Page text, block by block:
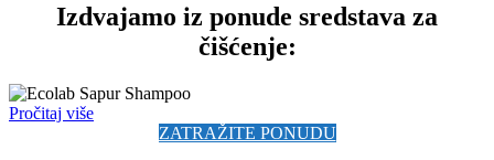
Izdvajamo iz ponude sredstava za
čišćenje:
Pročitaj više
ZATRAŽITE PONUDU